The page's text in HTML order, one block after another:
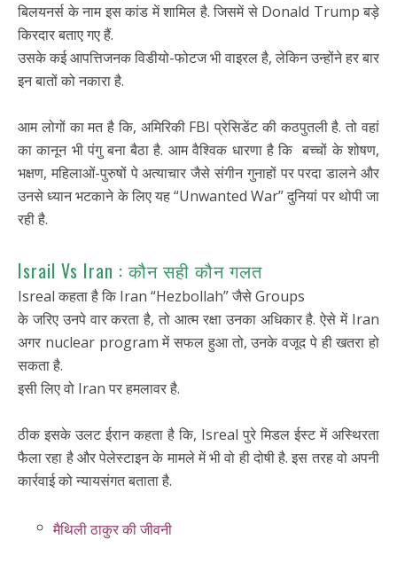
बिलयनर्स के नाम इस कांड में शामिल है. जिसमें से Donald Trump बड़े
किरदार बताए गए हैं.
उसके कई आपत्तिजनक विडीयो-फोटज भी वाइरल है, लेकिन उन्होंने हर बार
इन बातों को नकारा है.
आम लोगों का मत है कि, अमिरिकी FBI प्रेसिडेंट की कठपुतली है. तो वहां
का कानून भी पंगु बना बैठा है. आम वैश्विक धारणा है कि बच्चों के शोषण,
भक्षण, महिलाओं-पुरुषों पे अत्याचार जैसे संगीन गुनाहों पर परदा डालने और
उनसे ध्यान भटकाने के लिए यह “Unwanted War” दुनियां पर थोपी जा
रही है.
Israil Vs Iran : कौन सही कौन गलत
Isreal कहता है कि Iran “Hezbollah” जैसे Groups
के जरिए उनपे वार करता है, तो आत्म रक्षा उनका अधिकार है. ऐसे में Iran
अगर nuclear program में सफल हुआ तो, उनके वजूद पे ही खतरा हो
सकता है.
इसी लिए वो Iran पर हमलावर है.
ठीक इसके उलट ईरान कहता है कि, Isreal पुरे मिडल ईस्ट में अस्थिरता
फैला रहा है और पेलेस्टाइन के मामले में भी वो ही दोषी है. इस तरह वो अपनी
कार्रवाई को न्यायसंगत बताता है.
मैथिली ठाकुर की जीवनी